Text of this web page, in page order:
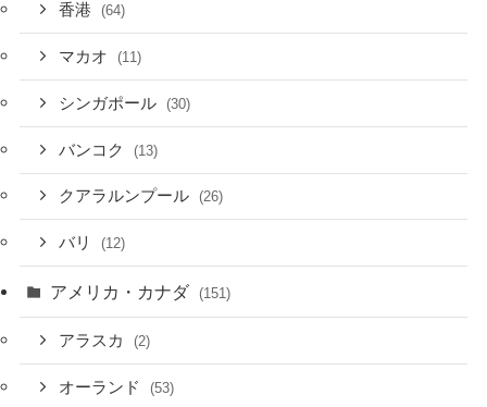
香港 (64)
マカオ (11)
シンガポール (30)
バンコク (13)
クアラルンプール (26)
バリ (12)
アメリカ・カナダ (151)
アラスカ (2)
オーランド (53)